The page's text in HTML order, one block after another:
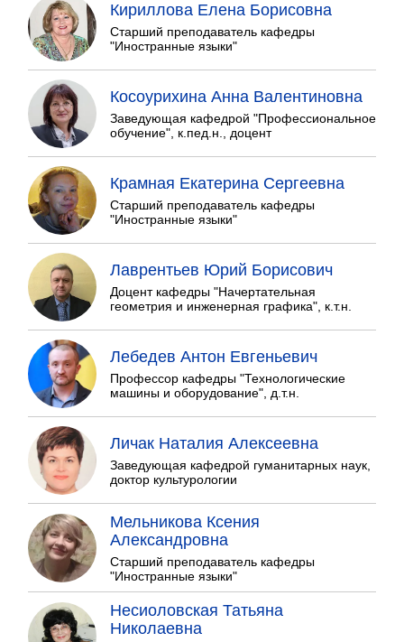
Кириллова Елена Борисовна
Старший преподаватель кафедры
"Иностранные языки"
Косоурихина Анна Валентиновна
Заведующая кафедрой "Профессиональное
обучение", к.пед.н., доцент
Крамная Екатерина Сергеевна
Старший преподаватель кафедры
"Иностранные языки"
Лаврентьев Юрий Борисович
Доцент кафедры "Начертательная
геометрия и инженерная графика", к.т.н.
Лебедев Антон Евгеньевич
Профессор кафедры "Технологические
машины и оборудование", д.т.н.
Личак Наталия Алексеевна
Заведующая кафедрой гуманитарных наук,
доктор культурологии
Мельникова Ксения
Александровна
Старший преподаватель кафедры
"Иностранные языки"
Несиоловская Татьяна
Николаевна